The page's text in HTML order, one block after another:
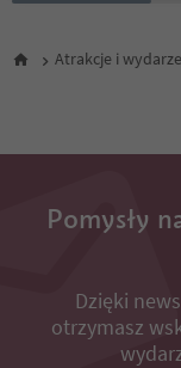
Atrakcje i
Pomysły
Dzięki
otrzymasz